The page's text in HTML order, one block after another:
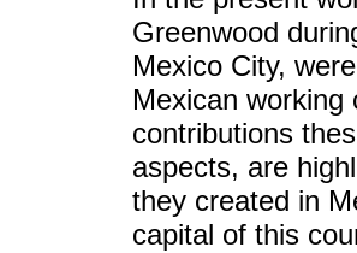
Greenwood
Mexico City,
Mexican working
contributions
aspects, are
they created in
capital of this